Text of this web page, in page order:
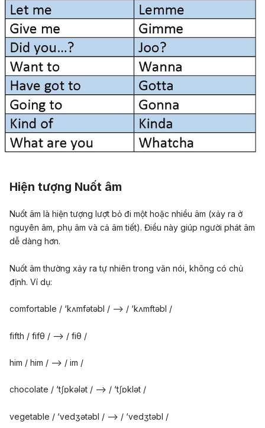
Hiện tượng Nuốt âm
Nuốt âm là hiện tượng lượt bỏ đi một hoặc nhiều âm (xảy ra ở
nguyên âm, phụ âm và cả âm tiết). Điều này giúp người phát âm
dễ dàng hơn.
Nuốt âm thường xảy ra tự nhiên trong văn nói, không có chủ
định. Ví dụ:
comfortable / ‘kʌmfətəbl / –> / ‘kʌmftəbl /
fifth / fifθ / –> / fiθ /
him / him / –> / im /
chocolate / ‘t∫ɒkələt / –> / ‘t∫ɒklət /
vegetable / ‘vedʒətəbl / –> / ‘vedʒtəbl /